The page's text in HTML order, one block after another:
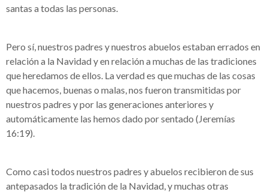
santas a todas las personas.
Pero sí, nuestros padres y nuestros abuelos estaban errados en
relación a la Navidad y en relación a muchas de las tradiciones
que heredamos de ellos. La verdad es que muchas de las cosas
que hacemos, buenas o malas, nos fueron transmitidas por
nuestros padres y por las generaciones anteriores y
automáticamente las hemos dado por sentado (Jeremías
16:19).
Como casi todos nuestros padres y abuelos recibieron de sus
antepasados la tradición de la Navidad, y muchas otras